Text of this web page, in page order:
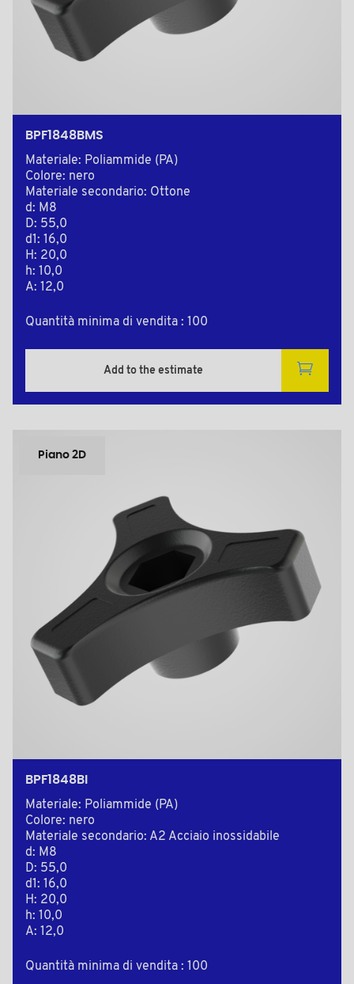
BPF1848BMS
Materiale: Poliammide (PA)
Colore: nero
Materiale secondario: Ottone
d: M8
D: 55,0
d1: 16,0
H: 20,0
h: 10,0
A: 12,0
Quantità minima di vendita : 100
Add to the estimate
Piano 2D
BPF1848BI
Materiale: Poliammide (PA)
Colore: nero
Materiale secondario: A2 Acciaio inossidabile
d: M8
D: 55,0
d1: 16,0
H: 20,0
h: 10,0
A: 12,0
Quantità minima di vendita : 100